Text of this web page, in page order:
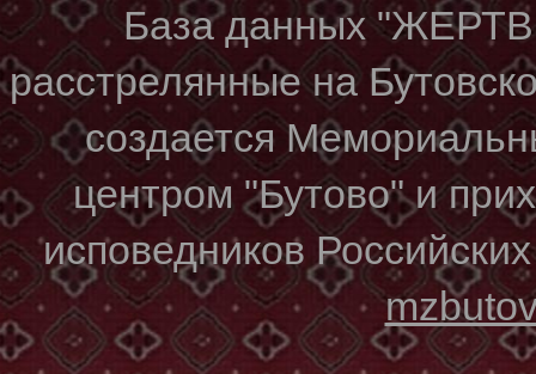
База данных
расстрелянные на
создается
центром "Бутово" и
исповедников